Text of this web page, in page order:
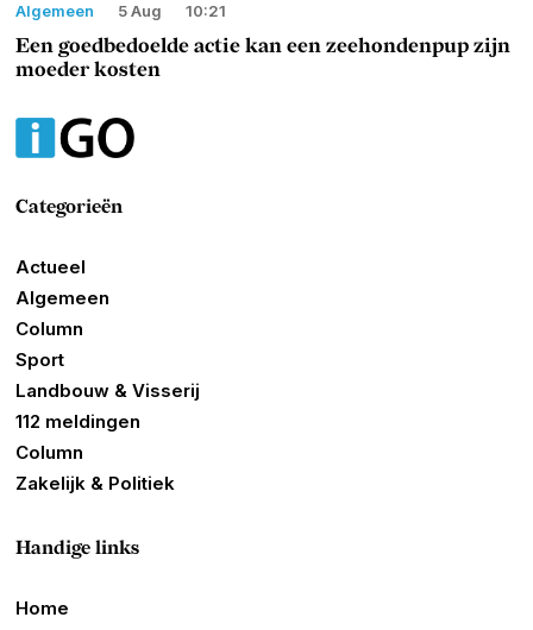
Algemeen 5 Aug 10:21
Een goedbedoelde actie kan een zeehondenpup zijn
moeder kosten
Categorieën
Actueel
Algemeen
Column
Sport
Landbouw & Visserij
112 meldingen
Column
Zakelijk & Politiek
Handige links
Home